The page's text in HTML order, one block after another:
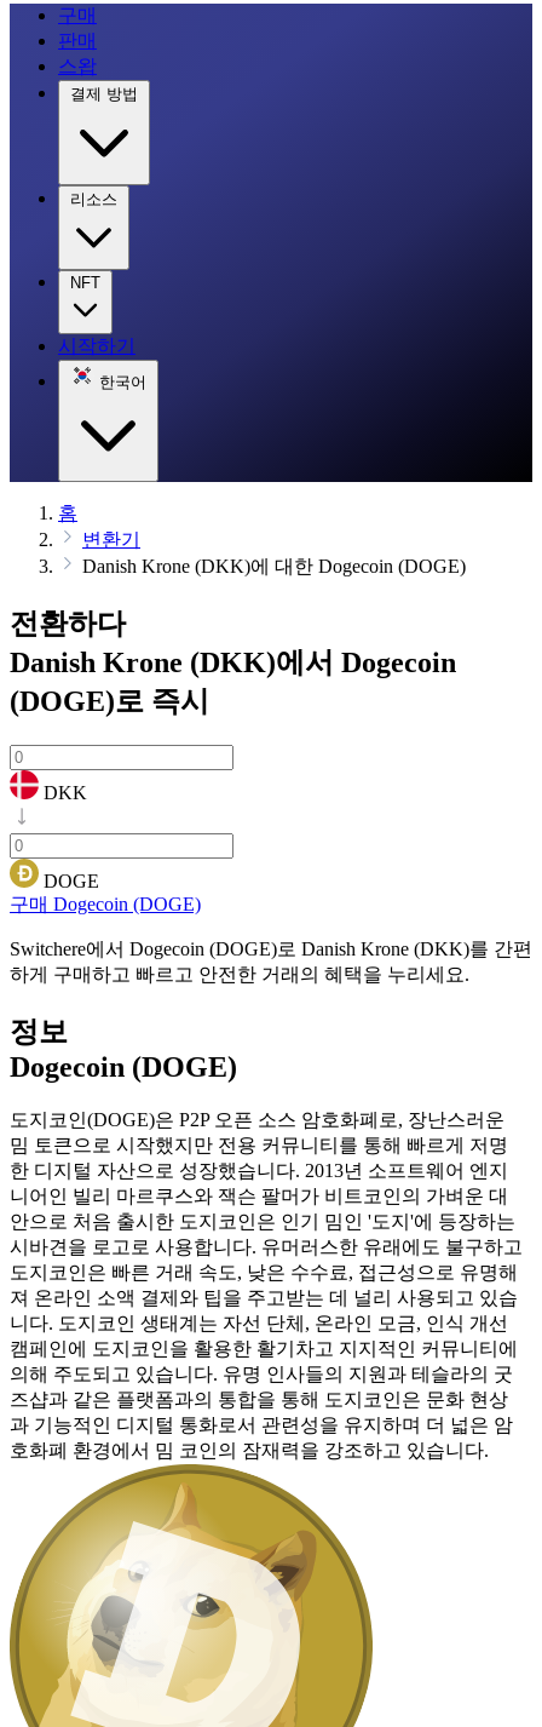
구매
판매
스왑
결제 방법
리소스
NFT
시작하기
한국어
홈
변환기
Danish Krone (DKK)에 대한 Dogecoin (DOGE)
전환하다
Danish Krone (DKK)에서 Dogecoin
(DOGE)로 즉시
DKK
DOGE
구매 Dogecoin (DOGE)
Switchere에서 Dogecoin (DOGE)로 Danish Krone (DKK)를 간편
하게 구매하고 빠르고 안전한 거래의 혜택을 누리세요.
정보
Dogecoin (DOGE)
도지코인(DOGE)은 P2P 오픈 소스 암호화폐로, 장난스러운
밈 토큰으로 시작했지만 전용 커뮤니티를 통해 빠르게 저명
한 디지털 자산으로 성장했습니다. 2013년 소프트웨어 엔지
니어인 빌리 마르쿠스와 잭슨 팔머가 비트코인의 가벼운 대
안으로 처음 출시한 도지코인은 인기 밈인 '도지'에 등장하는
시바견을 로고로 사용합니다. 유머러스한 유래에도 불구하고
도지코인은 빠른 거래 속도, 낮은 수수료, 접근성으로 유명해
져 온라인 소액 결제와 팁을 주고받는 데 널리 사용되고 있습
니다. 도지코인 생태계는 자선 단체, 온라인 모금, 인식 개선
캠페인에 도지코인을 활용한 활기차고 지지적인 커뮤니티에
의해 주도되고 있습니다. 유명 인사들의 지원과 테슬라의 굿
즈샵과 같은 플랫폼과의 통합을 통해 도지코인은 문화 현상
과 기능적인 디지털 통화로서 관련성을 유지하며 더 넓은 암
호화폐 환경에서 밈 코인의 잠재력을 강조하고 있습니다.